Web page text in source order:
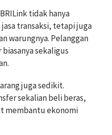
tidak hanya
transaksi, tetapi juga
warungnya. Pelanggan
sekaligus
juga sedikit.
sekalian beli beras,
membantu ekonomi